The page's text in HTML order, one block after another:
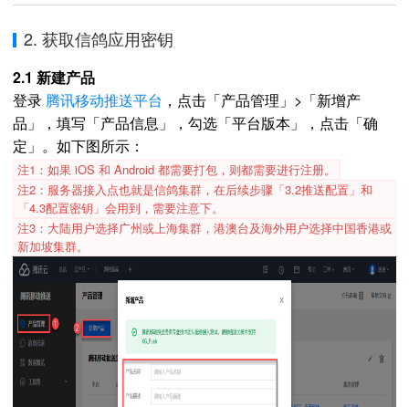
2. 获取信鸽应用密钥
2.1 新建产品
登录 腾讯移动推送平台 ，点击「产品管理」>「新增产
品」，填写「产品信息」，勾选「平台版本」，点击「确
定」。如下图所示：
注1：如果 iOS 和 Android 都需要打包，则都需要进行注册。
注2：服务器接入点也就是信鸽集群，在后续步骤 「3.2推送配置 」 和
「4.3配置密钥」会用到，需要注意下。
注3：大陆用户选择广州或上海集群，港澳台及海外用户选择中国香港或
新加坡集群。